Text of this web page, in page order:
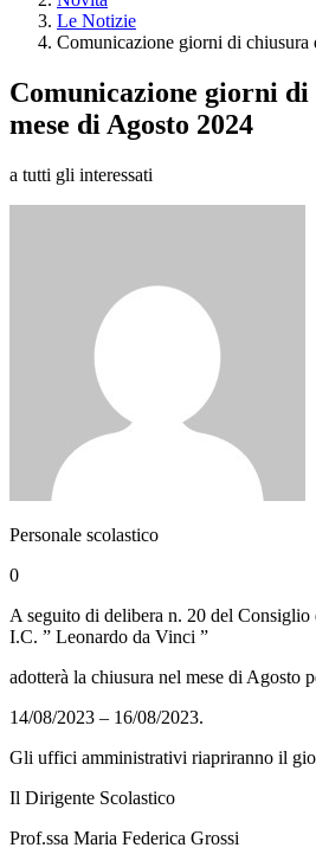
Le Notizie
Comunicazione giorni di chiusura
Comunicazione giorni di
mese di Agosto 2024
a tutti gli interessati
Personale scolastico
0
A seguito di delibera n. 20 del Consiglio
I.C. ” Leonardo da Vinci ”
adotterà la chiusura nel mese di Agosto
14/08/2023 – 16/08/2023.
Gli uffici amministrativi riapriranno il
Il Dirigente Scolastico
Prof.ssa Maria Federica Grossi